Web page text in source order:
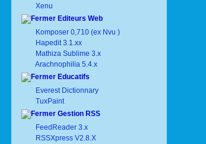
Xenu
Editeurs Web
Komposer 0,710 (ex Nvu )
Hapedit 3.1.xx
Mathiza Sublime 3.x
Arachnophilia 5.4.x
Educatifs
Everest Dictionnary
TuxPaint
Gestion RSS
FeedReader 3.x
RSSXpress V2.8.X